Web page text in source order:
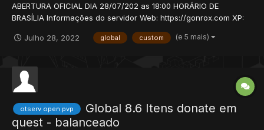
ABERTURA OFICIAL DIA 28/07/202 as 18:00 HORÁRIO DE
BRASÍLIA Informações do servidor Web: https://gonrox.com XP:
https://gonrox.com/?subtopic=serverinfo Teremos um global
Julho 28, 2022 global custom (e 5 mais)
otserv open pvp
Global 8.6 Itens donate em
quest - balanceado